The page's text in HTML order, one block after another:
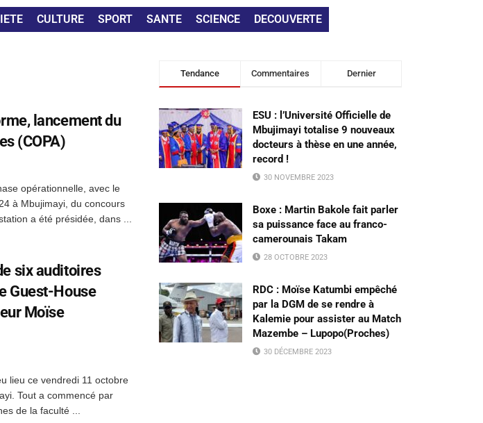
CULTURE SPORT SANTE SCIENCE DECOUVERTE
lancement du
(COPA)
opérationnelle, avec le
à Mbujimayi, du concours
a été présidée, dans ...
six auditoires
Guest-House
Moïse
lieu ce vendredi 11 octobre
Tout a commencé par
de la faculté ...
Tendance Commentaires Dernier
ESU : l’Université Officielle de
Mbujimayi totalise 9 nouveaux
docteurs à thèse en une année,
record !
30 NOVEMBRE 2023
Boxe : Martin Bakole fait parler
sa puissance face au franco-
camerounais Takam
28 OCTOBRE 2023
RDC : Moïse Katumbi empêché
par la DGM de se rendre à
Kalemie pour assister au Match
Mazembe – Lupopo(Proches)
30 DÉCEMBRE 2023